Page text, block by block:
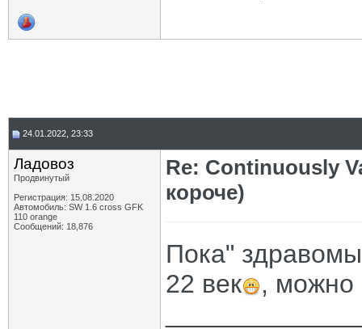
24.01.2022, 23:33
Ладовоз
Продвинутый
Регистрация: 15.08.2020
Автомобиль: SW 1.6 cross GFK
110 orange
Сообщений: 18,876
Re: Continuously
короче)
Пока"
22 век
, можно